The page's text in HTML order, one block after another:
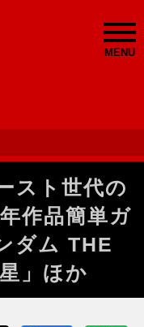
MENU
スト世代の
作品簡単ガ
ダム THE
」ほか